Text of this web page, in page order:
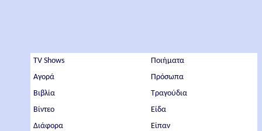
TV Shows
Αγορά
Βιβλία
Βίντεο
Διάφορα
Ποιήματα
Πρόσωπα
Τραγούδια
Είδα
Είπαν